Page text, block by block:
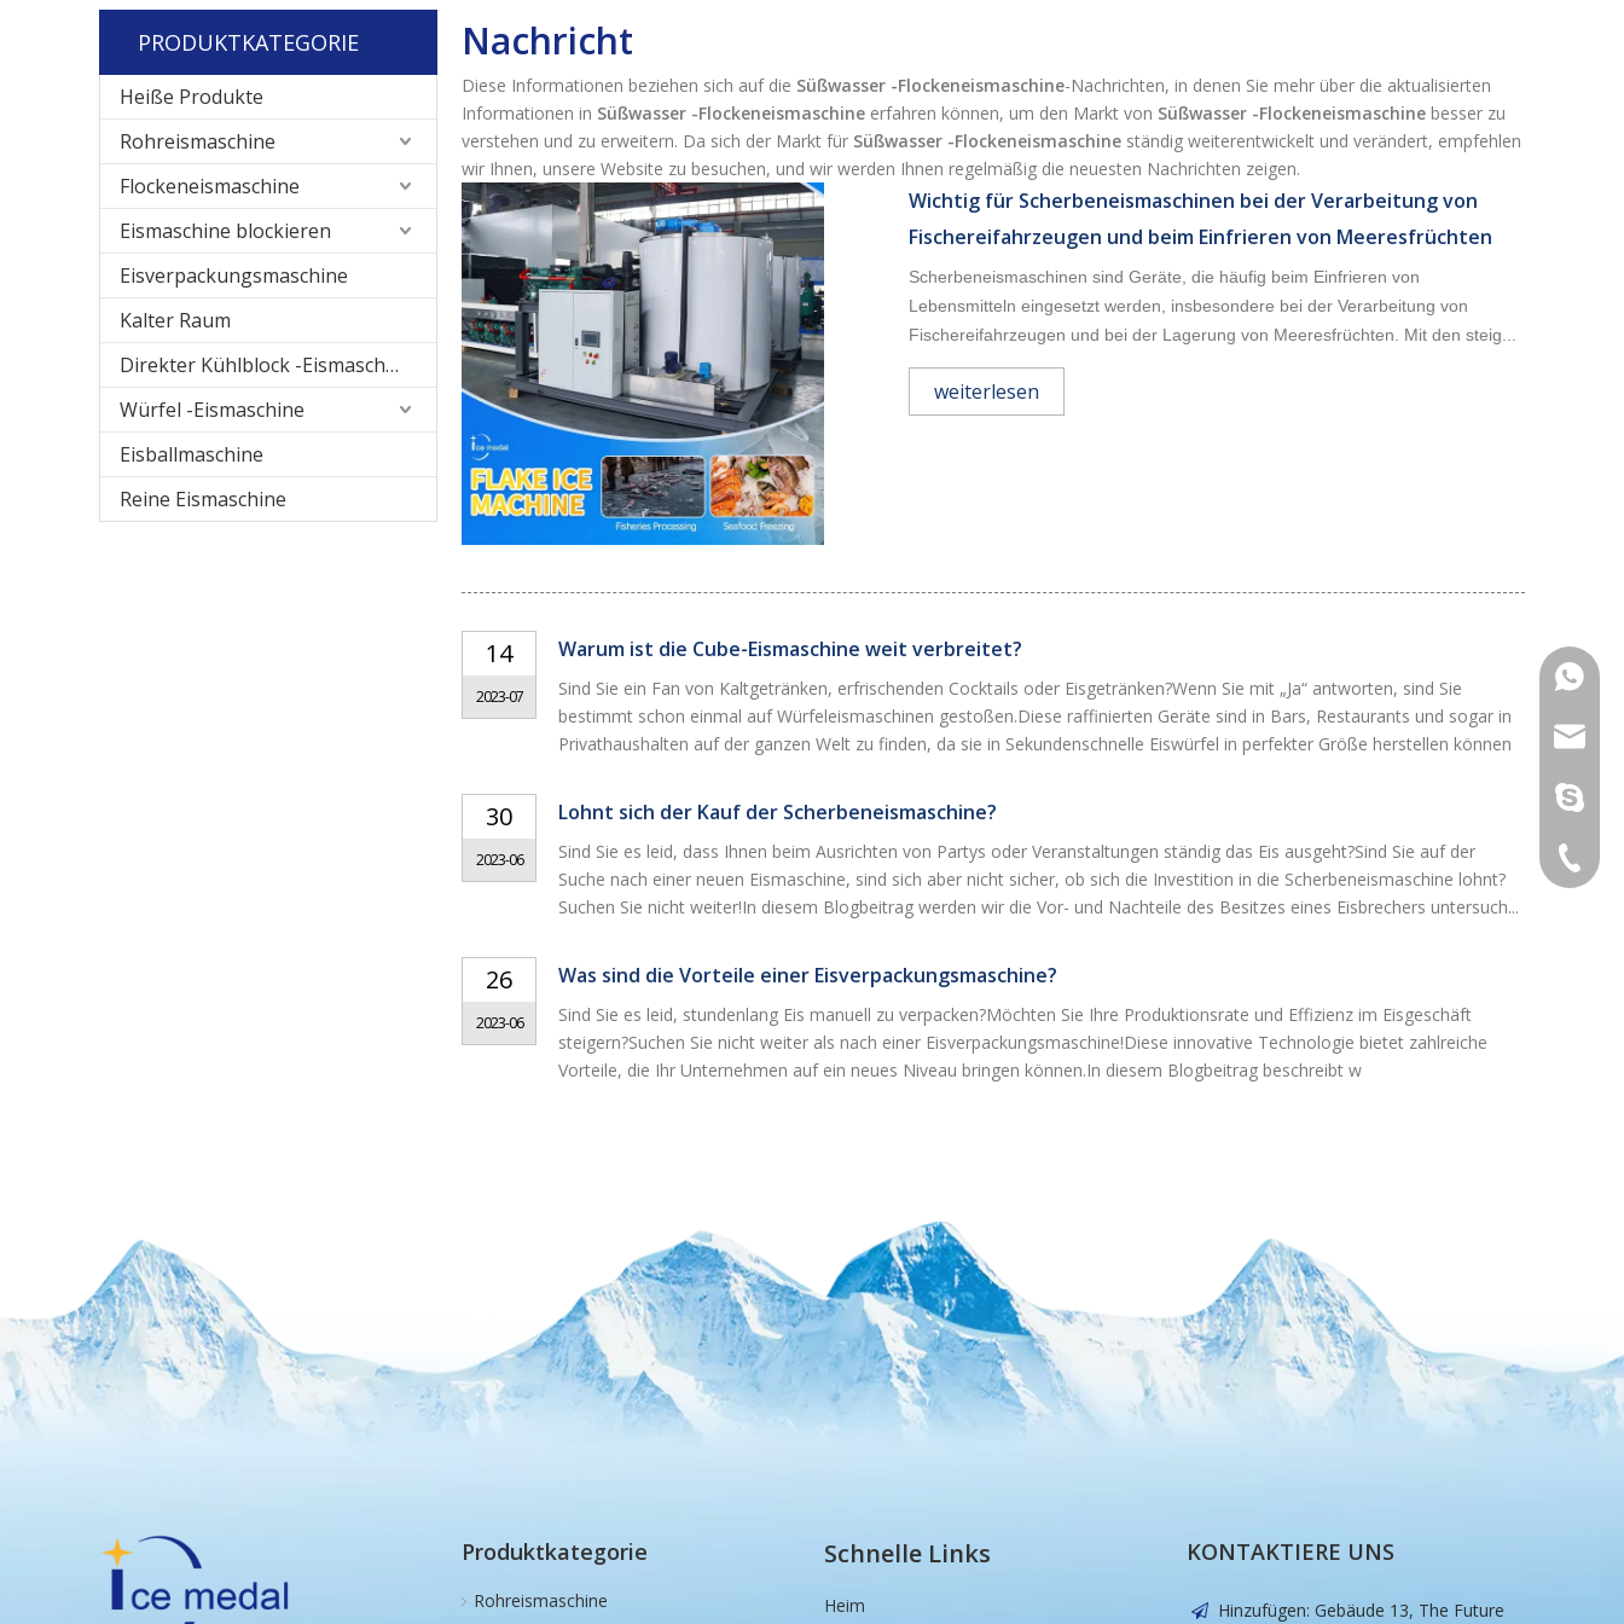
PRODUKTKATEGORIE
Heiße Produkte
Rohreismaschine
Flockeneismaschine
Eismaschine blockieren
Eisverpackungsmaschine
Kalter Raum
Direkter Kühlblock -Eismaschine
Würfel -Eismaschine
Eisballmaschine
Reine Eismaschine
Nachricht
Diese Informationen beziehen sich auf die Süßwasser -Flockeneismaschine-Nachrichten, in denen Sie mehr über die aktualisierten
Informationen in Süßwasser -Flockeneismaschine erfahren können, um den Markt von Süßwasser -Flockeneismaschine besser zu
verstehen und zu erweitern. Da sich der Markt für Süßwasser -Flockeneismaschine ständig weiterentwickelt und verändert, empfehlen
wir Ihnen, unsere Website zu besuchen, und wir werden Ihnen regelmäßig die neuesten Nachrichten zeigen.
Wichtig für Scherbeneismaschinen bei der Verarbeitung von
Fischereifahrzeugen und beim Einfrieren von Meeresfrüchten
Scherbeneismaschinen sind Geräte, die häufig beim Einfrieren von
Lebensmitteln eingesetzt werden, insbesondere bei der Verarbeitung von
Fischereifahrzeugen und bei der Lagerung von Meeresfrüchten. Mit den steig...
weiterlesen
14
2023-07
Warum ist die Cube-Eismaschine weit verbreitet?
Sind Sie ein Fan von Kaltgetränken, erfrischenden Cocktails oder Eisgetränken?Wenn Sie mit „Ja“ antworten, sind Sie
bestimmt schon einmal auf Würfeleismaschinen gestoßen.Diese raffinierten Geräte sind in Bars, Restaurants und sogar in
Privathaushalten auf der ganzen Welt zu finden, da sie in Sekundenschnelle Eiswürfel in perfekter Größe herstellen können
30
2023-06
Lohnt sich der Kauf der Scherbeneismaschine?
Sind Sie es leid, dass Ihnen beim Ausrichten von Partys oder Veranstaltungen ständig das Eis ausgeht?Sind Sie auf der
Suche nach einer neuen Eismaschine, sind sich aber nicht sicher, ob sich die Investition in die Scherbeneismaschine lohnt?
Suchen Sie nicht weiter!In diesem Blogbeitrag werden wir die Vor- und Nachteile des Besitzes eines Eisbrechers untersuch...
26
2023-06
Was sind die Vorteile einer Eisverpackungsmaschine?
Sind Sie es leid, stundenlang Eis manuell zu verpacken?Möchten Sie Ihre Produktionsrate und Effizienz im Eisgeschäft
steigern?Suchen Sie nicht weiter als nach einer Eisverpackungsmaschine!Diese innovative Technologie bietet zahlreiche
Vorteile, die Ihr Unternehmen auf ein neues Niveau bringen können.In diesem Blogbeitrag beschreibt w
Produktkategorie
Rohreismaschine
Schnelle Links
Heim
KONTAKTIERE UNS
 Hinzufügen: Gebäude 13, The Future
+86
+86